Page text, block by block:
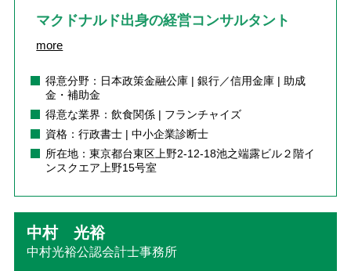
マクドナルド出身の経営コンサルタント
more
得意分野：日本政策金融公庫 | 銀行／信用金庫 | 助成
金・補助金
得意な業界：飲食関係 | フランチャイズ
資格：行政書士 | 中小企業診断士
所在地：東京都台東区上野2-12-18池之端露ビル２階イ
ンスクエア上野15号室
中村 光裕
中村光裕公認会計士事務所